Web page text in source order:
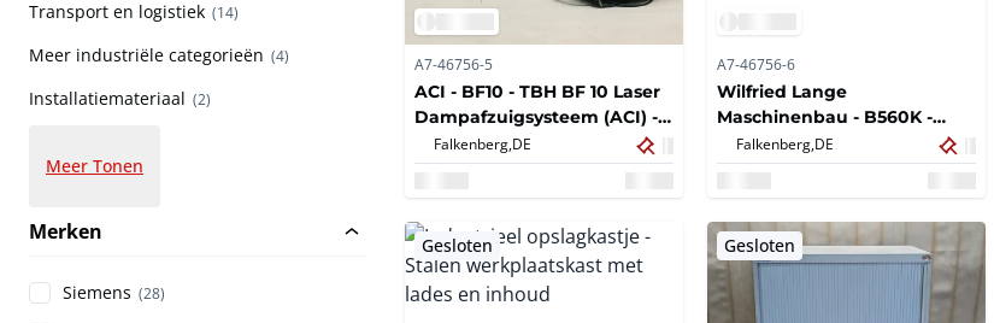
Transport en logistiek (14)
Meer industriële categorieën (4)
Installatiemateriaal (2)
Meer Tonen
Merken
Siemens (28)
A7-46756-5
ACI - BF10 - TBH BF 10 Laser
Dampafzuigsysteem (ACI) -
2015
Falkenberg, DE
A7-46756-6
Wilfried Lange
Maschinenbau - B560K -
Diverse
houtoppervlaktebehandelingen
Falkenberg, DE
Gesloten Gesloten